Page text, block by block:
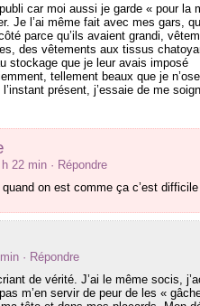
car moi aussi je garde « pour la
Je l’ai même fait avec mes gars,
parce qu’ils avaient grandi,
des vêtements aux tissus
stockage que je leur avais imposé
tellement beaux que je
présent, j’essaie de me
22 min · Répondre
on est comme ça c’est
· Répondre
de vérité. J’ai le même socis,
m’en servir de peur de les «